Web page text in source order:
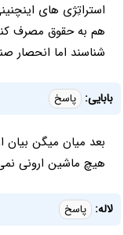
استراتِژی های
هم به حقوق مصرف
شناسند اما انحصار
بابایی: پاسخ
بعد میان میگن بیان
هیچ ماشین ارونی
لاله: پاسخ